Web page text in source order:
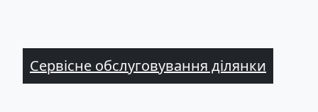
Сервісне обслуговування ділянки